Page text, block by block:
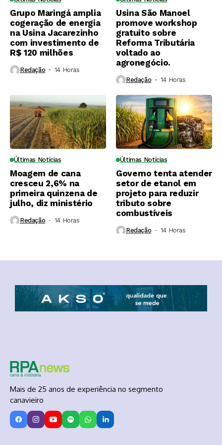
Grupo Maringá amplia
cogeração de energia
na Usina Jacarezinho
com investimento de
R$ 120 milhões
Redação 14 Horas ⁮
Usina São Manoel
promove workshop
gratuito sobre
Reforma Tributária
voltado ao
agronegócio.
Redação 14 Horas ⁮
Últimas Notícias
Moagem de cana
cresceu 2,6% na
primeira quinzena de
julho, diz ministério
Redação 14 Horas ⁮
Últimas Notícias
Governo tenta atender
setor de etanol em
projeto para reduzir
tributo sobre
combustíveis
Redação 14 Horas ⁮
Mais de 25 anos de experiência no segmento
canavieiro